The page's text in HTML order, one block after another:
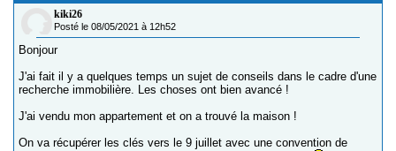
kiki26
Posté le 08/05/2021 à 12h52
Bonjour
J'ai fait il y a quelques temps un sujet de conseils dans le cadre d'une
recherche immobilière. Les choses ont bien avancé !
J'ai vendu mon appartement et on a trouvé la maison !
On va récupérer les clés vers le 9 juillet avec une convention de